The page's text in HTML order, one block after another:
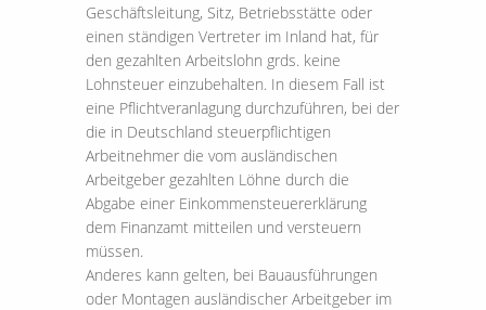
Geschäftsleitung, Sitz, Betriebsstätte oder
einen ständigen Vertreter im Inland hat, für
den gezahlten Arbeitslohn grds. keine
Lohnsteuer einzubehalten. In diesem Fall ist
eine Pflichtveranlagung durchzuführen, bei der
die in Deutschland steuerpflichtigen
Arbeitnehmer die vom ausländischen
Arbeitgeber gezahlten Löhne durch die
Abgabe einer Einkommensteuererklärung
dem Finanzamt mitteilen und versteuern
müssen.
Anderes kann gelten, bei Bauausführungen
oder Montagen ausländischer Arbeitgeber im